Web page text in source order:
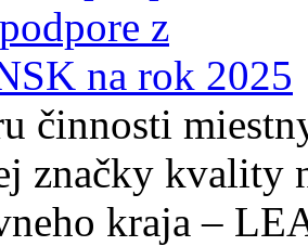
činnosti
značky kvality
kraja –